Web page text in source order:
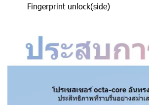
Fingerprint unlock(side)